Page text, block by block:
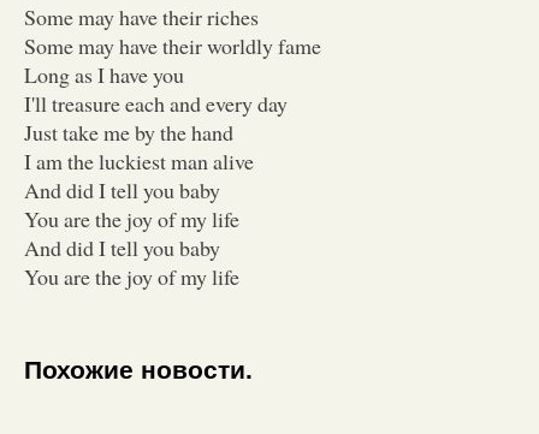
Some may have their riches
Some may have their worldly fame
Long as I have you
I'll treasure each and every day
Just take me by the hand
I am the luckiest man alive
And did I tell you baby
You are the joy of my life
And did I tell you baby
You are the joy of my life
Похожие новости.